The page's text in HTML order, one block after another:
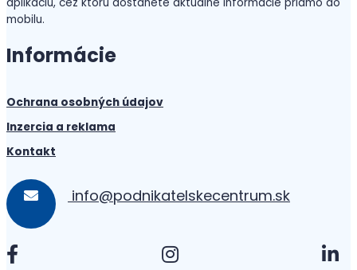
mobilu.
Informácie
Ochrana osobných údajov
Inzercia a reklama
Kontakt
info@podnikatelskecentrum.sk